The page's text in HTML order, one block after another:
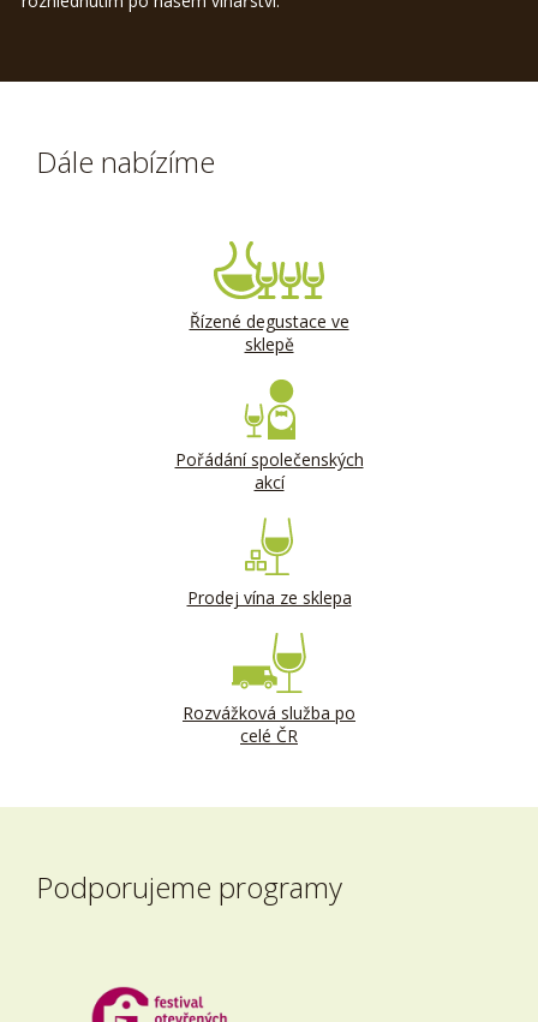
Dále nabízíme
Řízené degustace ve
sklepě
Pořádání společenských
akcí
Prodej vína ze sklepa
Rozvážková služba po
celé ČR
Podporujeme programy